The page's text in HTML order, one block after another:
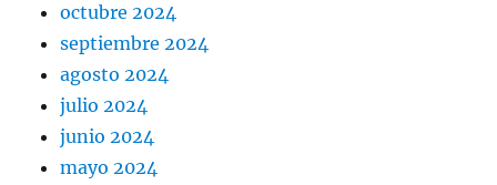
octubre 2024
septiembre 2024
agosto 2024
julio 2024
junio 2024
mayo 2024